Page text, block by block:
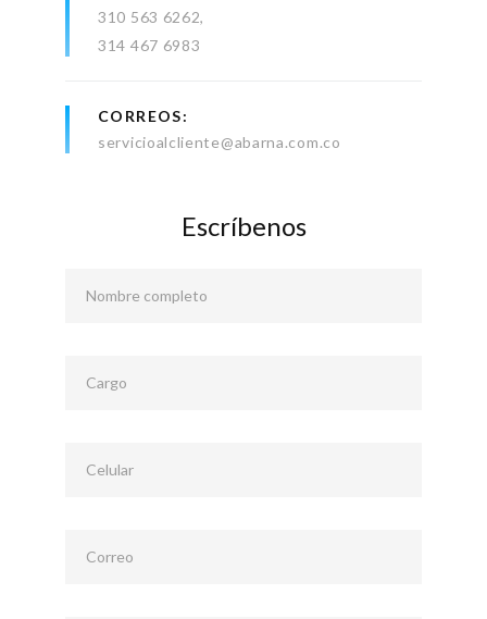
310 563 6262
314 467 6983
CORREOS
servicioalcliente@abarna.com.co
Escríbenos
Nombre completo
Cargo
Celular
Correo